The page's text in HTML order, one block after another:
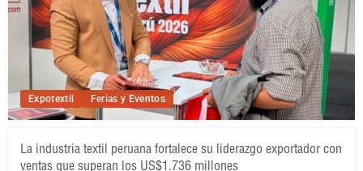
Expotextil Ferias y Eventos
La industria textil peruana fortalece su liderazgo exportador con
ventas que superan los US$1.736 millones